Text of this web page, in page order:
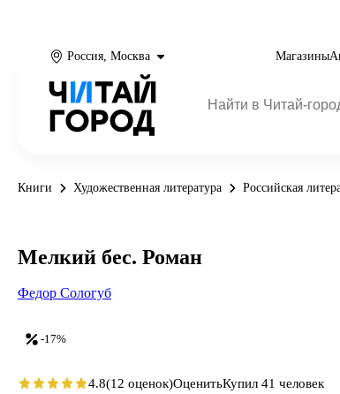
Россия, Москва Магазины
Книги Художественная литература Российская
-17%
Мелкий бес. Роман
Федор Сологуб
4.8(12 оценок)ОценитьКупил 41 человек